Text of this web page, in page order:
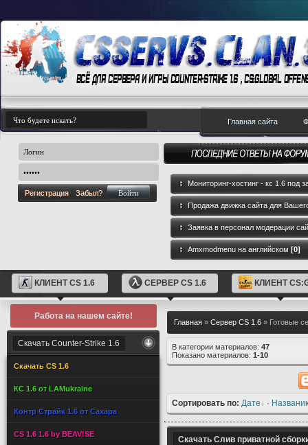
Главная сайта
Регистрация Забыл?
Мониторинг-хостинг - кс 1.6 под
Продажа движка сайта для
GameCMS[0]
Заявка в персонал модерации
Amxmodmenu на английском [0]
КЛИЕНТ CS 1.6 СЕРВЕР CS 1.6 КЛИЕНТ
Работа на нашем сайте!
Скачать Counter-Strike 1.6
Скачать CS 1.6
КС 1.6 от LAMukraine
Контр Страйк 1.6 от Сахара
CS 1.6 1.6 by BEAV!SE
Главная » Сервер CS 1.6 » Готовые
В категории материалов: 47
Показано материалов: 1-10
Сортировать по: Дате ·
Скачать Слив приватной